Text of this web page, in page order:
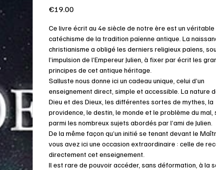
€19.00
Ce livre écrit au 4e siècle de notre ère est un véritable
catéchisme de la tradition païenne antique. La
christianisme a obligé les derniers religieux païens,
l’impulsion de l’Empereur Julien, à fixer par écrit les
principes de cet antique héritage.
Salluste nous donne ici un cadeau unique, celui d’un
enseignement direct, simple et accessible. La nature
Dieu et des Dieux, les différentes sortes de mythes, la
providence, le destin, le monde et le problème du mal,
parmi les nombreux sujets abordés par l’ami de Julien.
De la même façon qu’un initié se tenant devant le
vous avez ici une occasion extraordinaire : celle de
directement cet enseignement.
Il est rare de pouvoir accéder, sans déformation, à la